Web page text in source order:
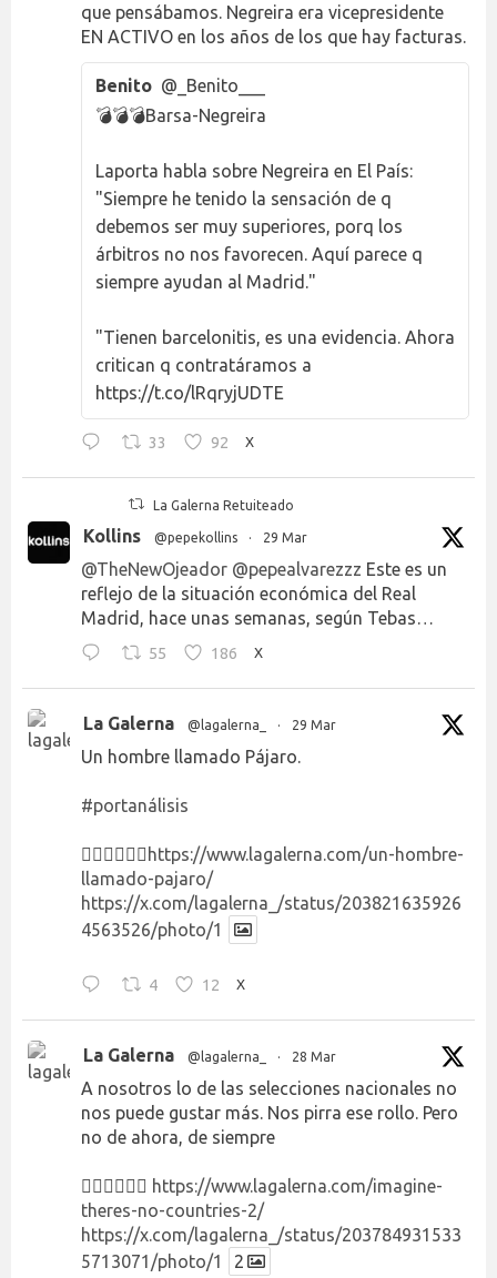
que pensábamos. Negreira era vicepresidente
EN ACTIVO en los años de los que hay facturas.
Benito @_Benito___
💣💣💣Barsa-Negreira
Laporta habla sobre Negreira en El País:
"Siempre he tenido la sensación de q
debemos ser muy superiores, porq los
árbitros no nos favorecen. Aquí parece q
siempre ayudan al Madrid."
"Tienen barcelonitis, es una evidencia. Ahora
critican q contratáramos a
https://t.co/lRqryjUDTE
33 92 X
La Galerna Retuiteado
Kollins @pepekollins · 29 Mar
@TheNewOjeador @pepealvarezzz Este es un
reflejo de la situación económica del Real
Madrid, hace unas semanas, según Tebas…
55 186 X
La Galerna @lagalerna_ · 29 Mar
Un hombre llamado Pájaro.
#portanálisis
👉🏻👉🏻👉🏻 https://www.lagalerna.com/un-hombre-
llamado-pajaro/
https://x.com/lagalerna_/status/203821635926
4563526/photo/1
4 12 X
La Galerna @lagalerna_ · 28 Mar
A nosotros lo de las selecciones nacionales no
nos puede gustar más. Nos pirra ese rollo. Pero
no de ahora, de siempre
👉🏻👉🏻👉🏻 https://www.lagalerna.com/imagine-
theres-no-countries-2/
https://x.com/lagalerna_/status/203784931533
5713071/photo/1
2